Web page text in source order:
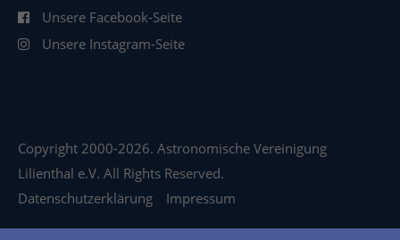
Unsere Facebook-Seite
Unsere Instagram-Seite
Copyright 2000-2026. Astronomische Vereinigung
Lilienthal e.V. All Rights Reserved.
Datenschutzerklärung
Impressum